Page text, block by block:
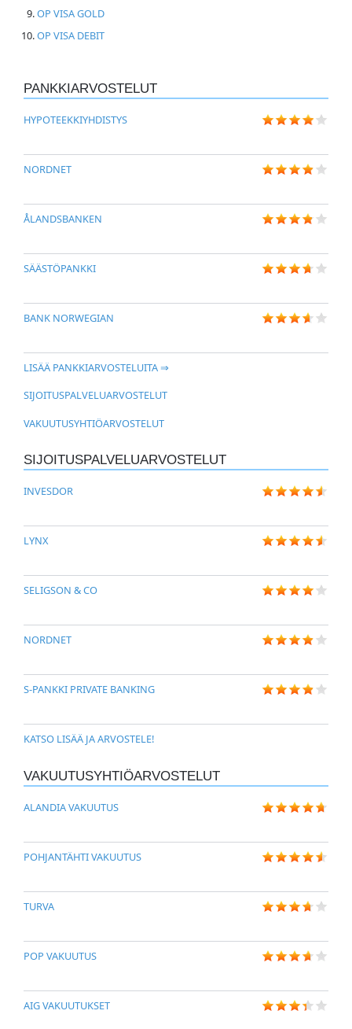
OP VISA GOLD
OP VISA DEBIT
PANKKIARVOSTELUT
HYPOTEEKKIYHDISTYS
NORDNET
ÅLANDSBANKEN
SÄÄSTÖPANKKI
BANK NORWEGIAN
LISÄÄ PANKKIARVOSTELUITA ⇒
SIJOITUSPALVELUARVOSTELUT
VAKUUTUSYHTIÖARVOSTELUT
SIJOITUSPALVELUARVOSTELUT
INVESDOR
LYNX
SELIGSON & CO
NORDNET
S-PANKKI PRIVATE BANKING
KATSO LISÄÄ JA ARVOSTELE!
VAKUUTUSYHTIÖARVOSTELUT
ALANDIA VAKUUTUS
POHJANTÄHTI VAKUUTUS
TURVA
POP VAKUUTUS
AIG VAKUUTUKSET